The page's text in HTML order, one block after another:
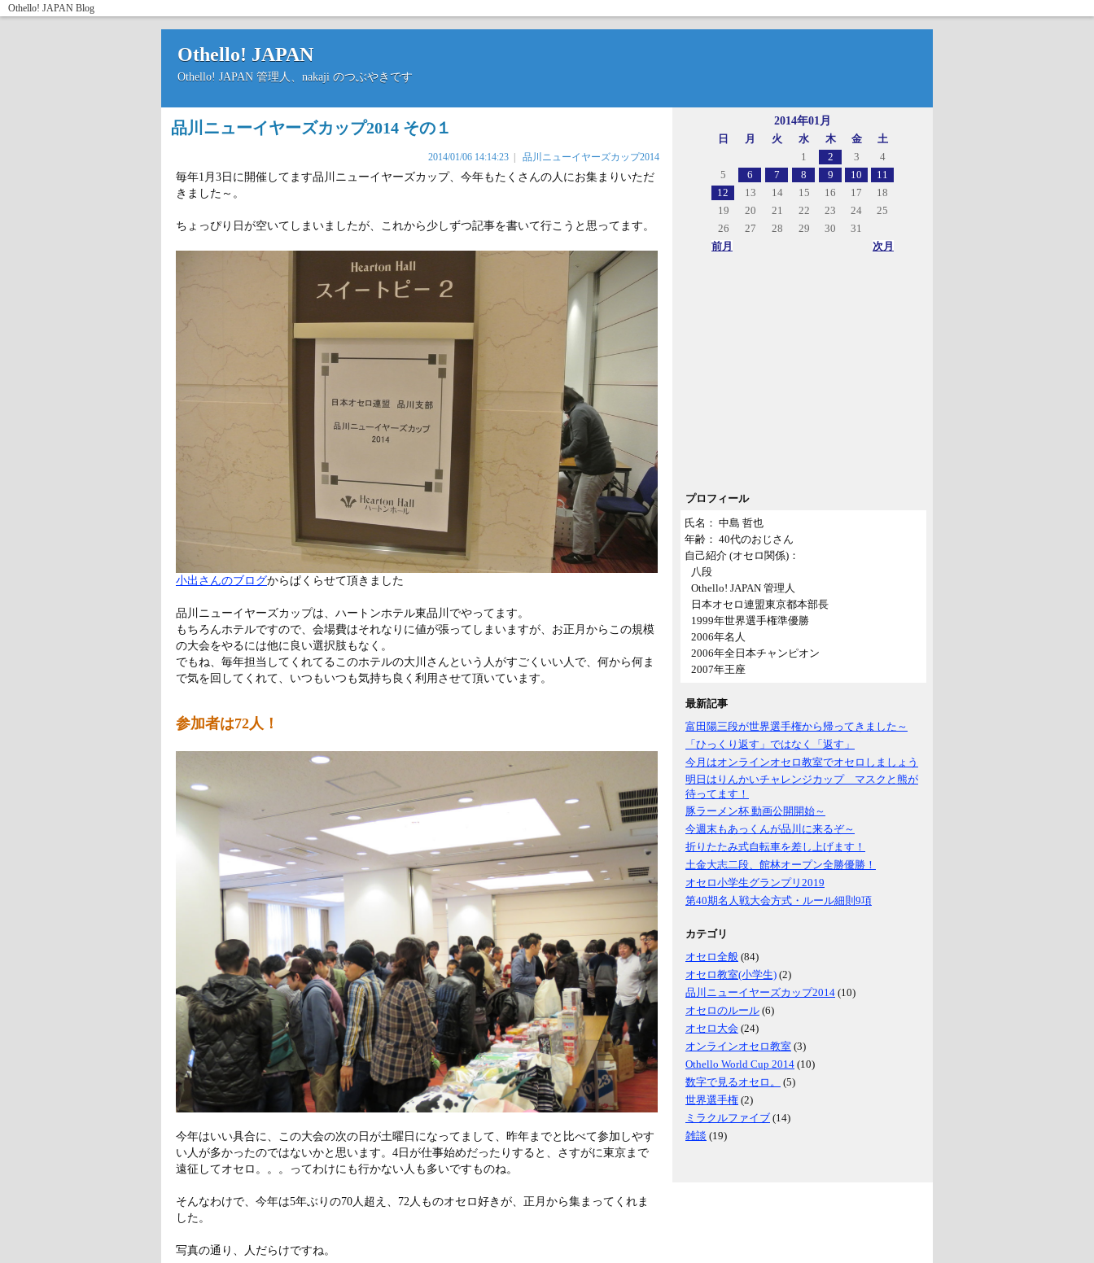
Othello! JAPAN Blog
Othello! JAPAN
Othello! JAPAN 管理人、nakaji のつぶやきです
2014年01月
日
月 火 水 木 金
土
1
2 3
4
5
6 7 8 9 10
11
12
13 14 15 16 17
18
19
20 21 22 23 24
25
26
27 28 29 30
31
前月
次月
プロフィール
氏名： 中島 哲也
年齢： 40代のおじさん
自己紹介 (オセロ関係)：
八段
Othello! JAPAN 管理人
日本オセロ連盟東京都本部長
1999年世界選手権準優勝
2006年名人
2006年全日本チャンピオン
2007年王座
最新記事
富田陽三段が世界選手権から帰ってきました～
「ひっくり返す」ではなく「返す」
今月はオンラインオセロ教室でオセロしましょう
明日はりんかいチャレンジカップ マスクと熊が
待ってます！
豚ラーメン杯 動画公開開始～
今週末もあっくんが品川に来るぞ～
折りたたみ式自転車を差し上げます！
土金大志二段、館林オープン全勝優勝！
オセロ小学生グランプリ2019
第40期名人戦大会方式・ルール細則9項
カテゴリ
オセロ全般 (84)
オセロ教室(小学生) (2)
品川ニューイヤーズカップ2014 (10)
オセロのルール (6)
オセロ大会 (24)
オンラインオセロ教室 (3)
Othello World Cup 2014 (10)
数字で見るオセロ。
(5)
世界選手権 (2)
ミラクルファイブ (14)
雑談 (19)
品川ニューイヤーズカップ2014 その１
2014/01/06 14:14:23 品川ニューイヤーズカップ2014
毎年1月3日に開催してます品川ニューイヤーズカップ、今年もたくさんの人にお集まりいただ
きました～。
ちょっぴり日が空いてしまいましたが、これから少しずつ記事を書いて行こうと思ってます。
小出さんのブログからぱくらせて頂きました
品川ニューイヤーズカップは、ハートンホテル東品川でやってます。
もちろんホテルですので、会場費はそれなりに値が張ってしまいますが、お正月からこの規模
の大会をやるには他に良い選択肢もなく。
でもね、毎年担当してくれてるこのホテルの大川さんという人がすごくいい人で、何から何ま
で気を回してくれて、いつもいつも気持ち良く利用させて頂いています。
参加者は72人！
今年はいい具合に、この大会の次の日が土曜日になってまして、昨年までと比べて参加しやす
い人が多かったのではないかと思います。4日が仕事始めだったりすると、さすがに東京まで
遠征してオセロ。。。ってわけにも行かない人も多いですものね。
そんなわけで、今年は5年ぶりの70人超え、72人ものオセロ好きが、正月から集まってくれま
した。
写真の通り、人だらけですね。